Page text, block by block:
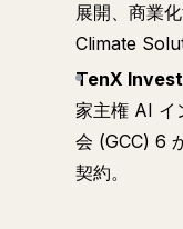
展開、商業
Climate
TenX
家主権 AI イ
会 (GCC) 6
契約。